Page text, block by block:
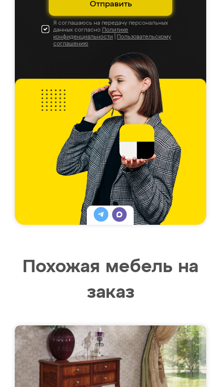
Отправить
Я соглашаюсь на передачу персональных
данных согласно Политике
конфиденциальности
Пользовательскому
соглашению
Похожая мебель на
заказ